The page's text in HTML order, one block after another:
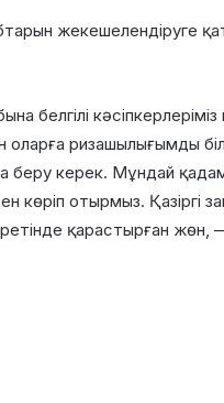
жекешелендіруге
белгілі
оларға ризашылығымды
беру керек. Мұндай
көріп отырмыз. Қазіргі
қарастырған